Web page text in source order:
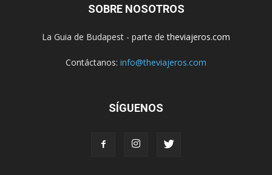
SOBRE NOSOTROS
La Guia de Budapest - parte detheviajeros.com
Contáctanos: info@theviajeros.com
SÍGUENOS